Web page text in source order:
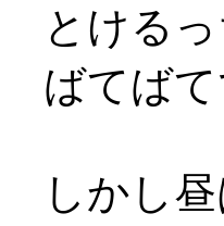
とける
ばてば
しかし